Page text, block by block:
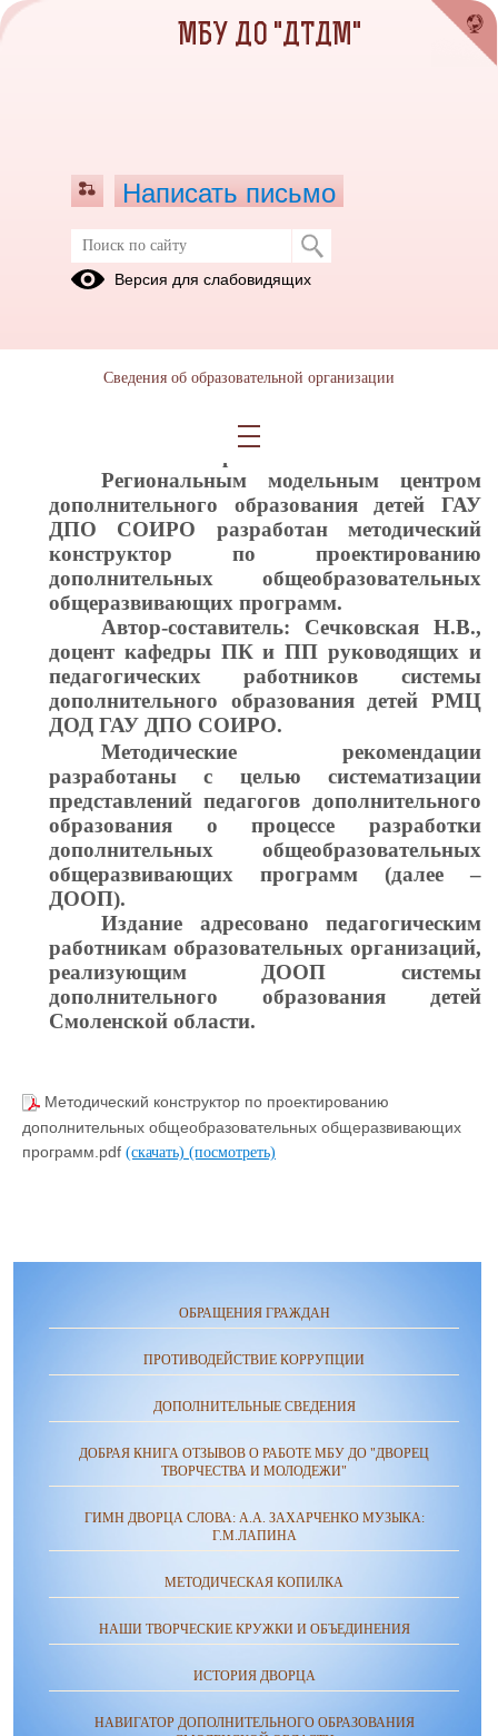
Методический конструктор по
проектированию дополнительных
общеразвивающих программ
Уважаемые педагоги дополнительного
Региональным модельным центром
дополнительного образования детей ГАУ
ДПО СОИРО разработан методический
конструктор по проектированию
дополнительных общеобразовательных
общеразвивающих программ.
Автор-составитель: Сечковская Н.В.,
доцент кафедры ПК и ПП руководящих и
педагогических работников системы
дополнительного образования детей РМЦ
ДОД ГАУ ДПО СОИРО.
Методические рекомендации
разработаны с целью систематизации
представлений педагогов дополнительного
образования о процессе разработки
дополнительных общеобразовательных
общеразвивающих программ (далее –
ДООП).
Издание адресовано педагогическим
работникам образовательных организаций,
реализующим ДООП системы
дополнительного образования детей
Смоленской области.
Методический конструктор по проектированию
дополнительных общеобразовательных общеразвивающих
программ.pdf (скачать) (посмотреть)
ОБРАЩЕНИЯ ГРАЖДАН
ПРОТИВОДЕЙСТВИЕ КОРРУПЦИИ
ДОПОЛНИТЕЛЬНЫЕ СВЕДЕНИЯ
ДОБРАЯ КНИГА ОТЗЫВОВ О РАБОТЕ МБУ ДО "ДВОРЕЦ
ТВОРЧЕСТВА И МОЛОДЕЖИ"
ГИМН ДВОРЦА СЛОВА: А.А. ЗАХАРЧЕНКО МУЗЫКА:
Г.М.ЛАПИНА
МЕТОДИЧЕСКАЯ КОПИЛКА
НАШИ ТВОРЧЕСКИЕ КРУЖКИ И ОБЪЕДИНЕНИЯ
ИСТОРИЯ ДВОРЦА
НАВИГАТОР ДОПОЛНИТЕЛЬНОГО ОБРАЗОВАНИЯ
МБУ ДО "ДТДМ"
Написать письмо
Версия для слабовидящих
Сведения об образовательной организации